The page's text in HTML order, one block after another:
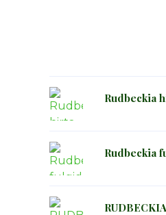
Rudbeckia
Rudbeckia